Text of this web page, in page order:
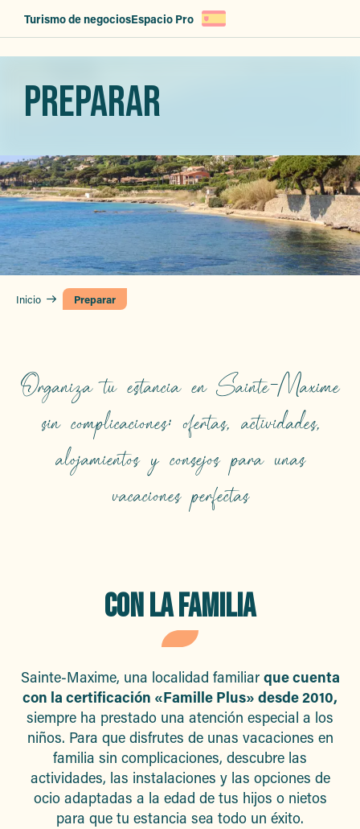
Turismo de negociosEspacio Pro
PREPARAR
Inicio Preparar
Organiza tu estancia en Sainte-Maxime
sin complicaciones: ofertas, actividades,
alojamientos y consejos para unas
vacaciones perfectas
CON LA FAMILIA
Sainte-Maxime, una localidad familiar que cuenta
con la certificación «Famille Plus» desde 2010,
siempre ha prestado una atención especial a los
niños. Para que disfrutes de unas vacaciones en
familia sin complicaciones, descubre las
actividades, las instalaciones y las opciones de
ocio adaptadas a la edad de tus hijos o nietos
para que tu estancia sea todo un éxito.